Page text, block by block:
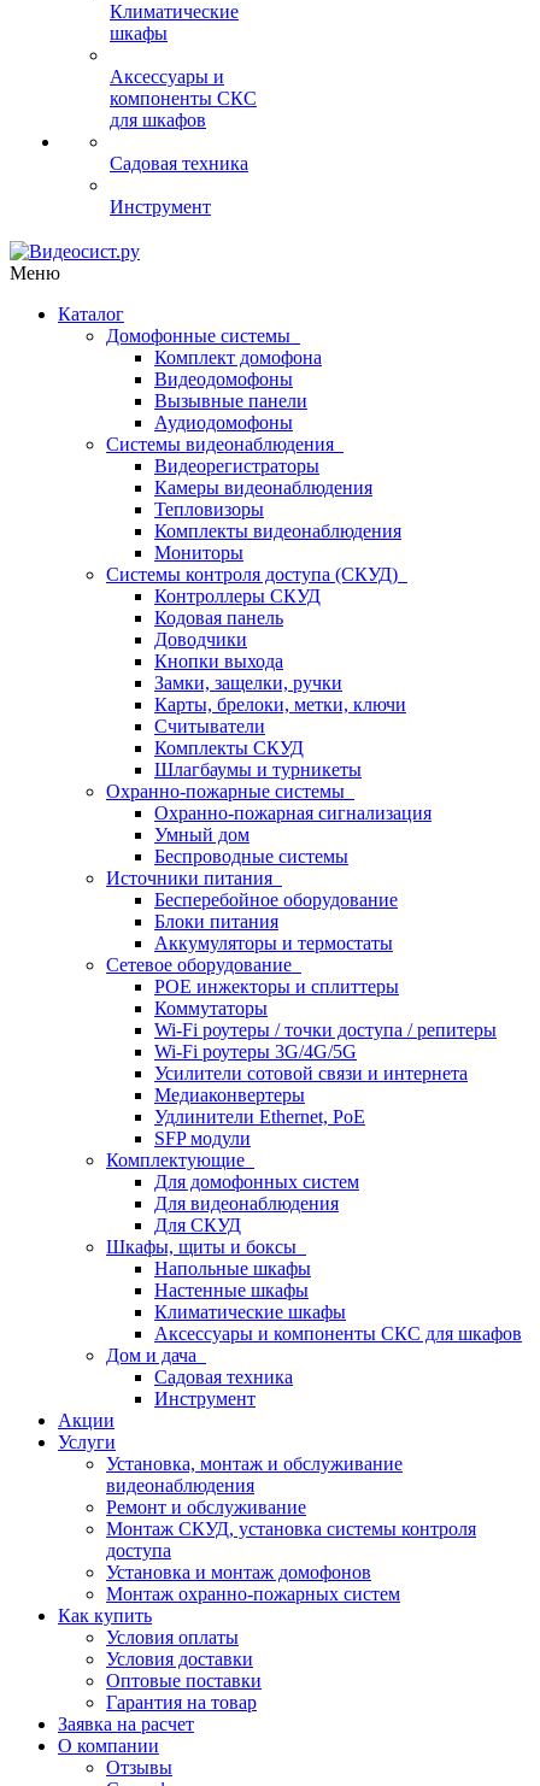
Климатические
шкафы
Аксессуары и
компоненты СКС
для шкафов
Садовая техника
Инструмент
Меню
Каталог
Домофонные системы
Комплект домофона
Видеодомофоны
Вызывные панели
Аудиодомофоны
Системы видеонаблюдения
Видеорегистраторы
Камеры видеонаблюдения
Тепловизоры
Комплекты видеонаблюдения
Мониторы
Системы контроля доступа (СКУД)
Контроллеры СКУД
Кодовая панель
Доводчики
Кнопки выхода
Замки, защелки, ручки
Карты, брелоки, метки, ключи
Считыватели
Комплекты СКУД
Шлагбаумы и турникеты
Охранно-пожарные системы
Охранно-пожарная сигнализация
Умный дом
Беспроводные системы
Источники питания
Бесперебойное оборудование
Блоки питания
Аккумуляторы и термостаты
Сетевое оборудование
POE инжекторы и сплиттеры
Коммутаторы
Wi-Fi роутеры / точки доступа / репитеры
Wi-Fi роутеры 3G/4G/5G
Усилители сотовой связи и интернета
Медиаконвертеры
Удлинители Ethernet, PoE
SFP модули
Комплектующие
Для домофонных систем
Для видеонаблюдения
Для СКУД
Шкафы, щиты и боксы
Напольные шкафы
Настенные шкафы
Климатические шкафы
Аксессуары и компоненты СКС для шкафов
Дом и дача
Садовая техника
Инструмент
Акции
Услуги
Установка, монтаж и обслуживание
видеонаблюдения
Ремонт и обслуживание
Монтаж СКУД, установка системы контроля
доступа
Установка и монтаж домофонов
Монтаж охранно-пожарных систем
Как купить
Условия оплаты
Условия доставки
Оптовые поставки
Гарантия на товар
Заявка на расчет
О компании
Отзывы